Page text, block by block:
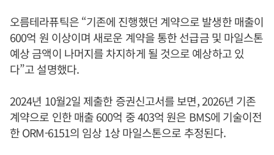
오름테라퓨틱은 “기존에 진행했던 계약으로 발생한 매출이
600억 원 이상이며 새로운 계약을 통한 선급금 및 마일스톤
예상 금액이 나머지를 차지하게 될 것으로 예상하고 있
다”고 설명했다.
2024년 10월2일 제출한 증권신고서를 보면, 2026년 기존
계약으로 인한 매출 600억 중 403억 원은 BMS에 기술이전
한 ORM-6151의 임상 1상 마일스톤으로 추정된다.